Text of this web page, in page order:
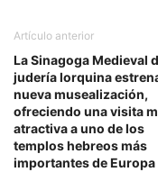
Artículo anterior
La Sinagoga Medieval
judería lorquina
nueva musealización,
ofreciendo una visita
atractiva a uno de los
templos hebreos más
importantes de Europa